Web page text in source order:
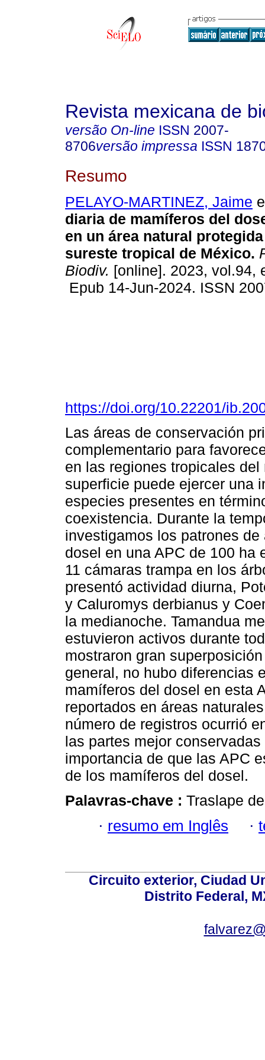
Revista mexicana de
versão On-line ISSN 2007-
8706versão impressa ISSN
Resumo
PELAYO-MARTINEZ, Jaime
diaria de mamíferos del
en un área natural
sureste tropical de México.
Biodiv. [online]. 2023, vol.94,
Epub 14-Jun-2024. ISSN
https://doi.org/10.22201/
Las áreas de conservación
complementario para
en las regiones tropicales
superficie puede ejercer una
especies presentes en
coexistencia. Durante la
investigamos los patrones
dosel en una APC de 100 ha
11 cámaras trampa en los
presentó actividad diurna,
y Caluromys derbianus y
la medianoche. Tamandua
estuvieron activos durante
mostraron gran
general, no hubo diferencias
mamíferos del dosel en esta
reportados en áreas
número de registros ocurrió
las partes mejor
importancia de que las APC
de los mamíferos del dosel.
Palavras-chave : Traslape
· resumo em Inglês ·
Circuito exterior, Ciudad
Distrito Federal,